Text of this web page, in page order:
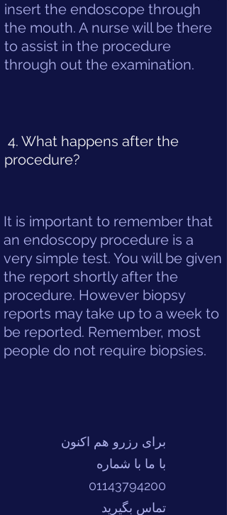
It is important to remember that
an endoscopy procedure is a
very simple test. You will be given
the report shortly after the
procedure. However biopsy
reports may take up to a week to
be reported. Remember, most
people do not require biopsies.
4. What happens after the
procedure?
insert the endoscope through
the mouth. A nurse will be there
to assist in the procedure
through out the examination.
برای رزرو هم اکنون
با ما با شماره
01143794200
تماس بگیرید